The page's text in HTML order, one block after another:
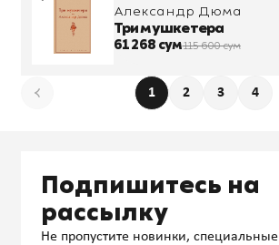
Александр Дюма
Три мушкетера
61 268 сум115 600 сум
1 2 3 4
Подпишитесь на
рассылку
Не пропустите новинки, специальные